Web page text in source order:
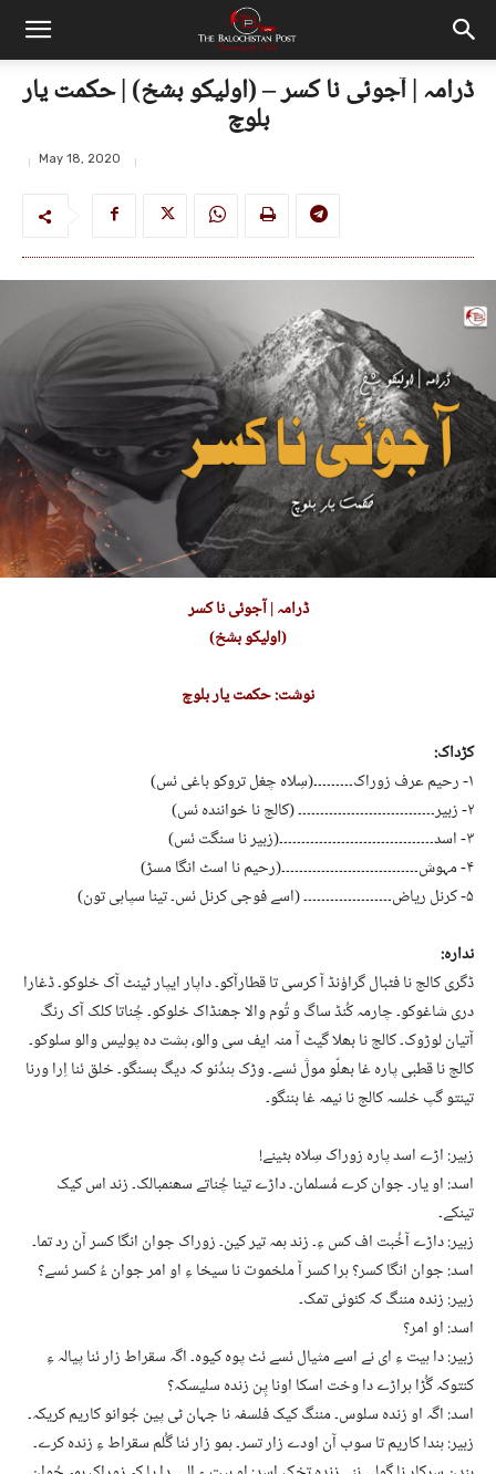
ڈرامہ | آجوئی نا کسر – (اولیکو بشخ) | حکمت یار
بلوچ
May 18, 2020
ڈرامہ | آجوئی نا کسر
(اولیکو بشخ)
نوشت: حکمت یار بلوچ
کڑداک:
۱- رحیم عرف زوراک۔۔۔۔۔۔۔۔۔(سِلاہ چغل تروکو باغی ئس)
۲- زبیر۔۔۔۔۔۔۔۔۔۔۔۔۔۔۔۔۔۔۔۔۔۔۔۔۔۔۔۔۔۔۔ (کالج نا خوانندہ ئس)
۳- اسد۔۔۔۔۔۔۔۔۔۔۔۔۔۔۔۔۔۔۔۔۔۔۔۔۔۔۔۔۔۔۔۔۔۔۔(زبیر نا سنگت ئس)
۴- مہوش۔۔۔۔۔۔۔۔۔۔۔۔۔۔۔۔۔۔۔۔۔۔۔۔۔۔۔۔۔۔۔(رحیم نا اسٹ انگا مسڑ)
۵- کرنل ریاض۔۔۔۔۔۔۔۔۔۔۔۔۔۔۔۔۔۔۔۔ (اسے فوجی کرنل ئس۔ تینا سپاہی تون)
ندارہ:
ڈگری کالج نا فٹبال گراؤنڈ آ کرسی تا قطارآکو۔ داپار ایپار ٹینٹ آک خلوکو۔ ڈغارا
دری شاغوکو۔ چارمہ کُنڈ ساگ و تُوم والا جھنڈاک خلوکو۔ چُناتا کلک آک رنگ
آتیان لوڑوک۔ کالج نا بھلا گیٹ آ منہ ایف سی والو، ہشت دہ پولیس والو سلوکو۔
کالج نا قطبی پارہ غا بھلّو موڷ ئسے۔ وڑک ہندُنو کہ دیگ بسنگو۔ خلق ئنا اِرا ورنا
تینتو گپ خلسہ کالج نا نیمہ غا بننگو۔
زبیر: اڑے اسد پارہ زوراک سِلاہ بٹینے!
اسد: او یار۔ جوان کرے مُسلمان۔ داڑے تینا چُناتے سھنمبالک۔ زند اس کیک
تینکے۔
زبیر: داڑے آخُبت اف کس ءِ۔ زند ہمہ تیر کین۔ زوراک جوان انگا کسر آن رد تما۔
اسد: جوان انگا کسر؟ ہرا کسر آ ملخموت نا سیخا ءِ او امر جوان ءُ کسر ئسے؟
زبیر: زندہ مننگ کہ کئوئی تمک۔
اسد: او امر؟
زبیر: دا ہیت ءِ ای نے اسے مثیال ئسے ئٹ پوہ کیوہ۔ اگہ سقراط زار ئنا پیالہ ءِ
کنتوکہ گُڑا ہراڑے دا وخت اسکا اونا پِن زندہ سلیسکہ؟
اسد: اگہ او زندہ سلوس۔ مننگ کیک فلسفہ نا جہان ٹی پین جُوانو کاریم کریکہ۔
زبیر: ہندا کاریم تا سوب آن اودے زار تسر۔ ہمو زار ئنا گُلم سقراط ءِ زندہ کرے۔